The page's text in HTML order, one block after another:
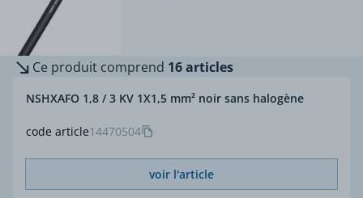
Ce produit comprend 16 articles
code article14470504
NSHXAFO 1,8 / 3 KV 1X1,5 mm² noir sans halogène
voir l'article